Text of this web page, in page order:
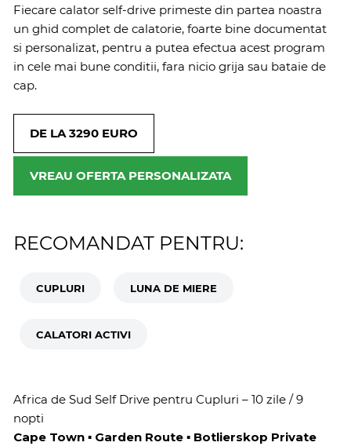
Fiecare calator self-drive primeste din partea noastra
un ghid complet de calatorie, foarte bine documentat
si personalizat, pentru a putea efectua acest program
in cele mai bune conditii, fara nicio grija sau bataie de
cap.
DE LA 3290 EURO
VREAU OFERTA PERSONALIZATA
RECOMANDAT PENTRU:
CUPLURI LUNA DE MIERE
CALATORI ACTIVI
Africa de Sud Self Drive pentru Cupluri – 10 zile / 9
nopti
Cape Town ▪ Garden Route ▪ Botlierskop Private